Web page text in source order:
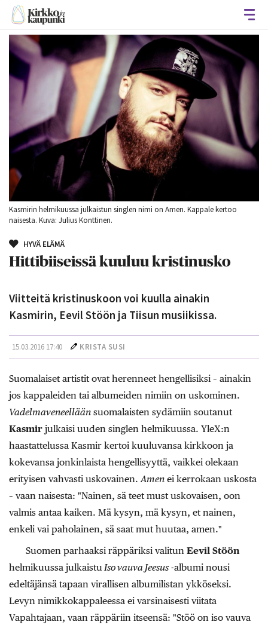
Kasmirin helmikuussa julkaistun singlen nimi on Amen. Kappale kertoo
naisesta. Kuva: Julius Konttinen.
HYVÄ ELÄMÄ
Hittibiiseissä kuuluu kristinusko
Viitteitä kristinuskoon voi kuulla ainakin
Kasmirin, Eevil Stöön ja Tiisun musiikissa.
15.03.2016 17:40 KRISTA SUSI
Suomalaiset artistit ovat herenneet hengellisiksi – ainakin
jos kappaleiden tai albumeiden nimiin on uskominen.
Vadelmaveneellään suomalaisten sydämiin soutanut
Kasmir julkaisi uuden singlen helmikuussa. YleX:n
haastattelussa Kasmir kertoi kuuluvansa kirkkoon ja
kokevansa jonkinlaista hengellisyyttä, vaikkei olekaan
erityisen vahvasti uskovainen.Amen ei kerrokaan uskosta
– vaan naisesta: "Nainen, sä teet must uskovaisen, oon
valmis antaa kaiken. Mä kysyn, mä kysyn, et nainen,
enkeli vai paholainen, sä saat mut huutaa, amen."
Suomen parhaaksi räppäriksi valitun Eevil Stöön
helmikuussa julkaistuIso vauva Jeesus-albumi nousi
edeltäjänsä tapaan virallisen albumilistan ykköseksi.
Levyn nimikkokappaleessa ei varsinaisesti viitata
Vapahtajaan, vaan räppäriin itseensä: "Stöö on iso vauva